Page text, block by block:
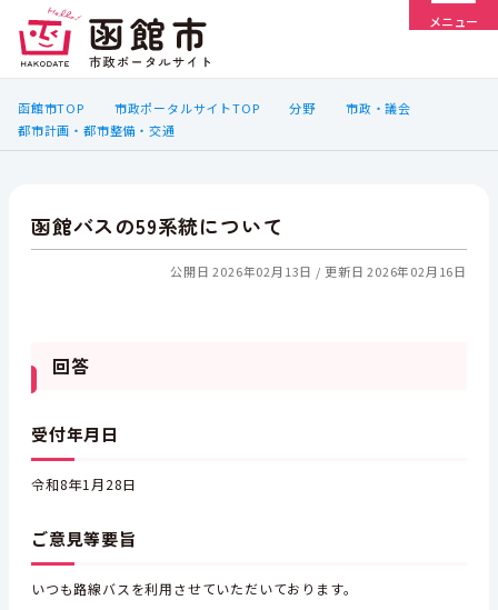
メニュー
函館市TOP 市政ポータルサイトTOP 分野
市政・議会
都市計画・都市整備・交通
函館バスの59系統について
公開日 2026年02月13日 更新日 2026年02月16日
回答
受付年月日
令和8年1月28日
ご意見等要旨
いつも路線バスを利用させていただいております。